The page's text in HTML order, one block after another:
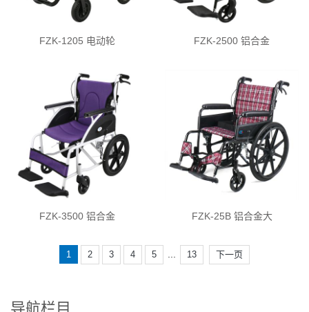
FZK-1205 电动轮 FZK-2500 铝合金
FZK-3500 铝合金 FZK-25B 铝合金大
1 2 3 4 5 13 下一页
导航栏目